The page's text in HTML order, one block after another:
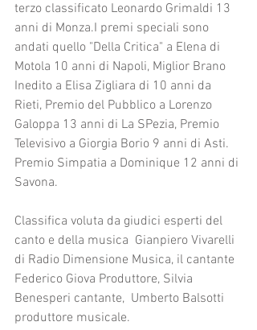
terzo classificato Leonardo Grimaldi 13
anni di Monza.I premi speciali sono
andati quello "Della Critica" a Elena di
Motola 10 anni di Napoli, Miglior Brano
Inedito a Elisa Zigliara di 10 anni da
Rieti, Premio del Pubblico a Lorenzo
Galoppa 13 anni di La SPezia, Premio
Televisivo a Giorgia Borio 9 anni di Asti.
Premio Simpatia a Dominique 12 anni di
Savona.
Classifica voluta da giudici esperti del
canto e della musica  Gianpiero Vivarelli
di Radio Dimensione Musica, il cantante
Federico Giova Produttore, Silvia
Benesperi cantante,  Umberto Balsotti
produttore musicale.